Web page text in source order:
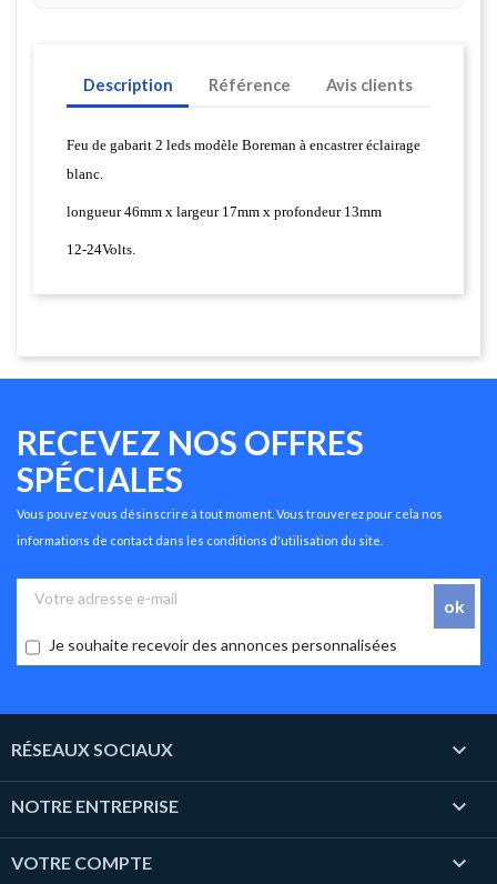
Description Référence Avis clients
Feu de gabarit 2 leds modèle Boreman à encastrer éclairage
blanc.
longueur 46mm x largeur 17mm x profondeur 13mm
12-24Volts.
RECEVEZ NOS OFFRES
SPÉCIALES
Vous pouvez vous désinscrire à tout moment. Vous trouverez pour cela nos
informations de contact dans les conditions d'utilisation du site.
Je souhaite recevoir des annonces personnalisées
RÉSEAUX SOCIAUX 
NOTRE ENTREPRISE 
VOTRE COMPTE 